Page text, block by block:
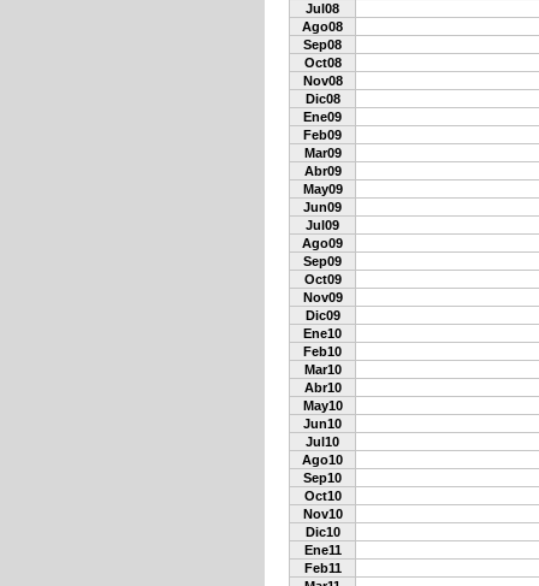
Jul08
Ago08
Sep08
Oct08
Nov08
Dic08
Ene09
Feb09
Mar09
Abr09
May09
Jun09
Jul09
Ago09
Sep09
Oct09
Nov09
Dic09
Ene10
Feb10
Mar10
Abr10
May10
Jun10
Jul10
Ago10
Sep10
Oct10
Nov10
Dic10
Ene11
Feb11